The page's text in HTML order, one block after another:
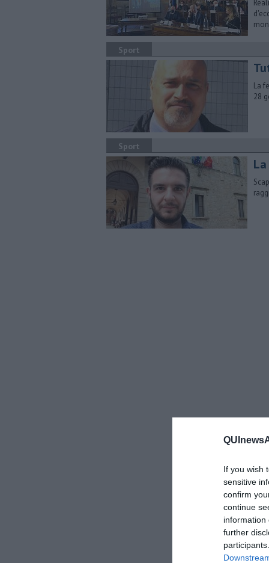
If you wish
sensitive
confirm
continue
information
further
Sport
La
28
Sport